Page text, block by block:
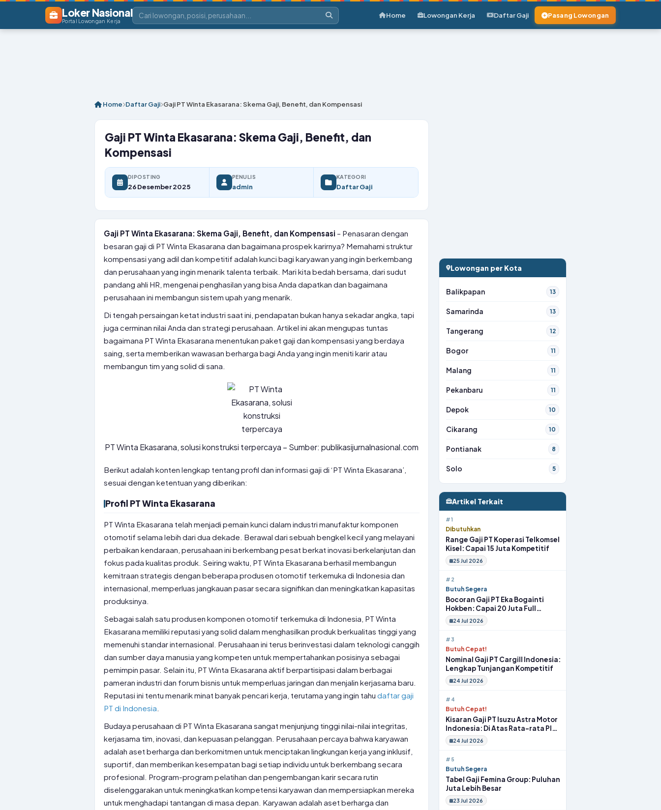
Loker Nasional
Portal Lowongan Kerja
Home Lowongan Kerja Daftar Gaji Pasang Lowongan
Home Daftar Gaji Gaji PT Winta Ekasarana: Skema Gaji, Benefit, dan Kompensasi
Gaji PT Winta Ekasarana: Skema Gaji, Benefit, dan
Kompensasi
DIPOSTING
26 Desember 2025
PENULIS
admin
KATEGORI
Daftar Gaji
Gaji PT Winta Ekasarana: Skema Gaji, Benefit, dan Kompensasi – Penasaran dengan
besaran gaji di PT Winta Ekasarana dan bagaimana prospek karirnya? Memahami struktur
kompensasi yang adil dan kompetitif adalah kunci bagi karyawan yang ingin berkembang
dan perusahaan yang ingin menarik talenta terbaik. Mari kita bedah bersama, dari sudut
pandang ahli HR, mengenai penghasilan yang bisa Anda dapatkan dan bagaimana
perusahaan ini membangun sistem upah yang menarik.
Di tengah persaingan ketat industri saat ini, pendapatan bukan hanya sekadar angka, tapi
juga cerminan nilai Anda dan strategi perusahaan. Artikel ini akan mengupas tuntas
bagaimana PT Winta Ekasarana menentukan paket gaji dan kompensasi yang berdaya
saing, serta memberikan wawasan berharga bagi Anda yang ingin meniti karir atau
membangun tim yang solid di sana.
PT Winta Ekasarana, solusi konstruksi terpercaya – Sumber: publikasijurnalnasional.com
Berikut adalah konten lengkap tentang profil dan informasi gaji di ‘PT Winta Ekasarana’,
sesuai dengan ketentuan yang diberikan:
Profil PT Winta Ekasarana
PT Winta Ekasarana telah menjadi pemain kunci dalam industri manufaktur komponen
otomotif selama lebih dari dua dekade. Berawal dari sebuah bengkel kecil yang melayani
perbaikan kendaraan, perusahaan ini berkembang pesat berkat inovasi berkelanjutan dan
fokus pada kualitas produk. Seiring waktu, PT Winta Ekasarana berhasil membangun
kemitraan strategis dengan beberapa produsen otomotif terkemuka di Indonesia dan
internasional, memperluas jangkauan pasar secara signifikan dan meningkatkan kapasitas
produksinya.
Sebagai salah satu produsen komponen otomotif terkemuka di Indonesia, PT Winta
Ekasarana memiliki reputasi yang solid dalam menghasilkan produk berkualitas tinggi yang
memenuhi standar internasional. Perusahaan ini terus berinvestasi dalam teknologi canggih
dan sumber daya manusia yang kompeten untuk mempertahankan posisinya sebagai
pemimpin pasar. Selain itu, PT Winta Ekasarana aktif berpartisipasi dalam berbagai
pameran industri dan forum bisnis untuk memperluas jaringan dan menjalin kerjasama baru.
Reputasi ini tentu menarik minat banyak pencari kerja, terutama yang ingin tahu daftar gaji
PT di Indonesia
Budaya perusahaan di PT Winta Ekasarana sangat menjunjung tinggi nilai-nilai integritas,
kerjasama tim, inovasi, dan kepuasan pelanggan. Perusahaan percaya bahwa karyawan
adalah aset berharga dan berkomitmen untuk menciptakan lingkungan kerja yang inklusif,
suportif, dan memberikan kesempatan bagi setiap individu untuk berkembang secara
profesional. Program-program pelatihan dan pengembangan karir secara rutin
diselenggarakan untuk meningkatkan kompetensi karyawan dan mempersiapkan mereka
untuk menghadapi tantangan di masa depan. Karyawan adalah aset berharga dan
Lowongan per Kota
Balikpapan 13
Samarinda 13
Tangerang 12
Bogor 11
Malang 11
Pekanbaru 11
Depok 10
Cikarang 10
Pontianak 8
Solo 5
Artikel Terkait
#1
Dibutuhkan
Range Gaji PT Koperasi Telkomsel
Kisel: Capai 15 Juta Kompetitif
25 Jul 2026
#2
Butuh Segera
Bocoran Gaji PT Eka Bogainti
Hokben: Capai 20 Juta Full
Benefit
24 Jul 2026
#3
Butuh Cepat!
Nominal Gaji PT Cargill Indonesia:
Lengkap Tunjangan Kompetitif
24 Jul 2026
#4
Butuh Cepat!
Kisaran Gaji PT Isuzu Astra Motor
Indonesia: Di Atas Rata-rata Plus
Fasilitas
24 Jul 2026
#5
Butuh Segera
Tabel Gaji Femina Group: Puluhan
Juta Lebih Besar
23 Jul 2026